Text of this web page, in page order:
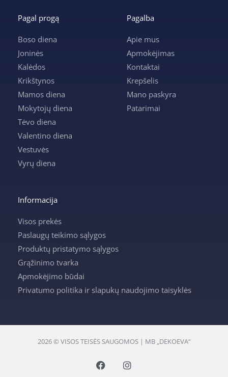
Pagal progą
Boso diena
Joninės
Kalėdos
Krikštynos
Mamos diena
Mokytojų diena
Tėvo diena
Valentino diena
Vestuvės
Vyrų diena
Pagalba
Apie mus
Apmokėjimas
Kontaktai
Krepšelis
Mano paskyra
Patarimai
Informacija
Visos prekės
Paslaugų teikimo sąlygos
Produktų pristatymo sąlygos
Grąžinimo tvarka
Apmokėjimo būdai
Privatumo politika ir slapukų naudojimo taisyklės
2026 © VISOS TEISĖS SAUGOMOS | MB „DEKOEVA“
F
a
I
n